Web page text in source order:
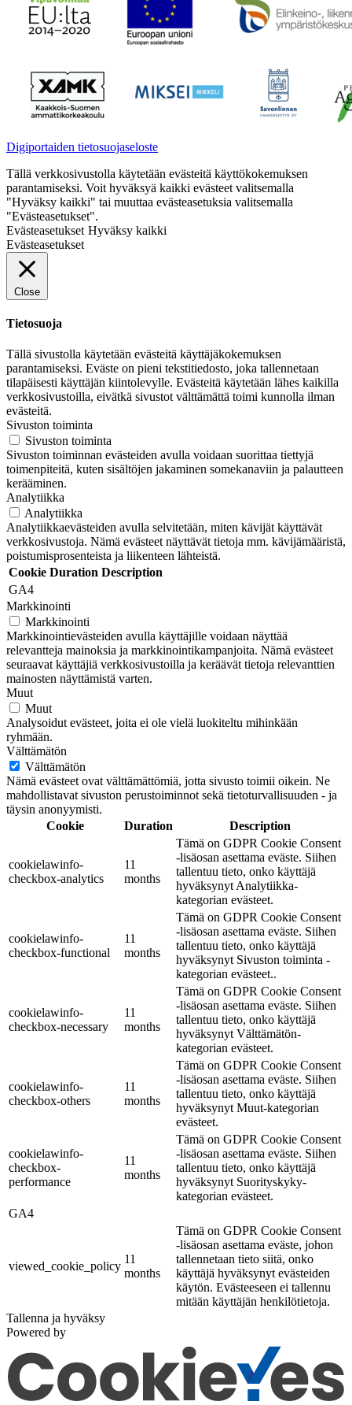
Digiportaiden tietosuojaseloste
Tällä verkkosivustolla käytetään evästeitä käyttökokemuksen
parantamiseksi. Voit hyväksyä kaikki evästeet valitsemalla
"Hyväksy kaikki" tai muuttaa evästeasetuksia valitsemalla
"Evästeasetukset".
Evästeasetukset Hyväksy kaikki
Evästeasetukset
Close
Tietosuoja
Tällä sivustolla käytetään evästeitä käyttäjäkokemuksen
parantamiseksi. Eväste on pieni tekstitiedosto, joka tallennetaan
tilapäisesti käyttäjän kiintolevylle. Evästeitä käytetään lähes kaikilla
verkkosivustoilla, eivätkä sivustot välttämättä toimi kunnolla ilman
evästeitä.
Sivuston toiminta
Sivuston toiminta
Sivuston toiminnan evästeiden avulla voidaan suorittaa tiettyjä
toimenpiteitä, kuten sisältöjen jakaminen somekanaviin ja palautteen
kerääminen.
Analytiikka
Analytiikka
Analytiikkaevästeiden avulla selvitetään, miten kävijät käyttävät
verkkosivustoja. Nämä evästeet näyttävät tietoja mm. kävijämääristä,
poistumisprosenteista ja liikenteen lähteistä.
Cookie Duration Description
GA4
Markkinointi
Markkinointi
Markkinointievästeiden avulla käyttäjille voidaan näyttää
relevantteja mainoksia ja markkinointikampanjoita. Nämä evästeet
seuraavat käyttäjiä verkkosivustoilla ja keräävät tietoja relevanttien
mainosten näyttämistä varten.
Muut
Muut
Analysoidut evästeet, joita ei ole vielä luokiteltu mihinkään
ryhmään.
Välttämätön
Välttämätön
Nämä evästeet ovat välttämättömiä, jotta sivusto toimii oikein. Ne
mahdollistavat sivuston perustoiminnot sekä tietoturvallisuuden - ja
täysin anonyymisti.
Cookie
Duration Description
cookielawinfo-
checkbox-analytics
11
months
Tämä on GDPR Cookie Consent
-lisäosan asettama eväste. Siihen
tallentuu tieto, onko käyttäjä
hyväksynyt Analytiikka-
kategorian evästeet.
cookielawinfo-
checkbox-functional
11
months
Tämä on GDPR Cookie Consent
-lisäosan asettama eväste. Siihen
tallentuu tieto, onko käyttäjä
hyväksynyt Sivuston toiminta -
kategorian evästeet..
cookielawinfo-
checkbox-necessary
11
months
Tämä on GDPR Cookie Consent
-lisäosan asettama eväste. Siihen
tallentuu tieto, onko käyttäjä
hyväksynyt Välttämätön-
kategorian evästeet.
cookielawinfo-
checkbox-others
11
months
Tämä on GDPR Cookie Consent
-lisäosan asettama eväste. Siihen
tallentuu tieto, onko käyttäjä
hyväksynyt Muut-kategorian
evästeet.
cookielawinfo-
checkbox-
performance
11
months
Tämä on GDPR Cookie Consent
-lisäosan asettama eväste. Siihen
tallentuu tieto, onko käyttäjä
hyväksynyt Suorityskyky-
kategorian evästeet.
GA4
viewed_cookie_policy
11
months
Tämä on GDPR Cookie Consent
-lisäosan asettama eväste, johon
tallennetaan tieto siitä, onko
käyttäjä hyväksynyt evästeiden
käytön. Evästeeseen ei tallennu
mitään käyttäjän henkilötietoja.
Tallenna ja hyväksy
Powered by